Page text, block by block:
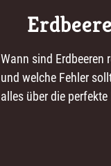
Wann sind
und welche Fehler
alles über die perfekte